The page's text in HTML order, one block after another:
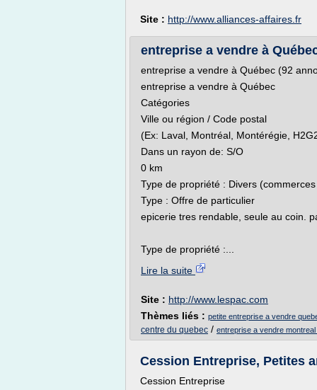
Site : http://www.alliances-affaires.fr
entreprise a vendre à
entreprise a vendre à Québec (92
entreprise a vendre à Québec
Catégories
Ville ou région / Code postal
(Ex: Laval, Montréal, Montérégie,
Dans un rayon de: S/O
0 km
Type de propriété : Divers
Type : Offre de particulier
epicerie tres rendable, seule au coin.
Type de propriété :...
Lire la suite
Site : http://www.lespac.com
Thèmes liés : petite entreprise a vendre
centre du quebec / entreprise a vendre
Cession Entreprise, Petites
Cession Entreprise